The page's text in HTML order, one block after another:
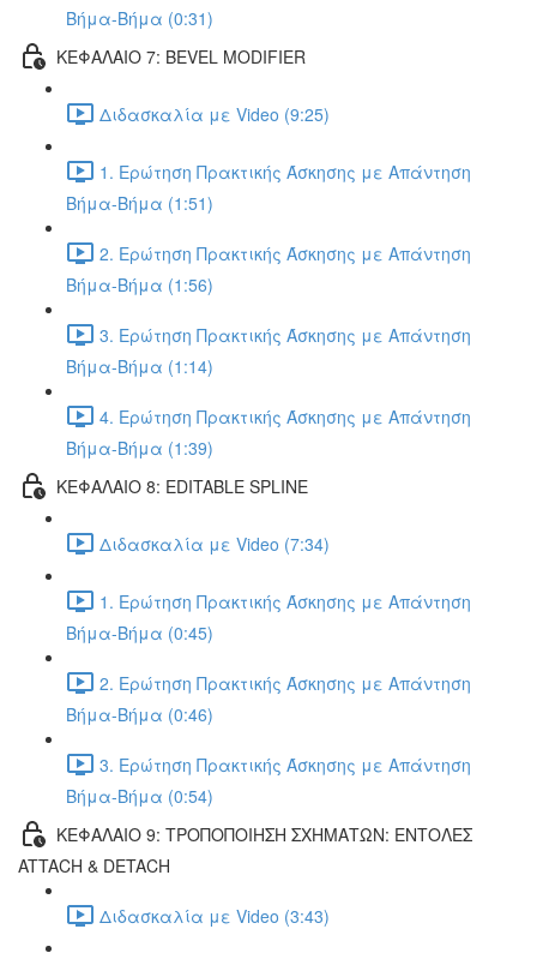
Βήμα-Βήμα (0:31)
ΚΕΦΑΛΑΙΟ 7: BEVEL MODIFIER
Διδασκαλία με Video (9:25)
1. Ερώτηση Πρακτικής Άσκησης με Απάντηση
Βήμα-Βήμα (1:51)
2. Ερώτηση Πρακτικής Άσκησης με Απάντηση
Βήμα-Βήμα (1:56)
3. Ερώτηση Πρακτικής Άσκησης με Απάντηση
Βήμα-Βήμα (1:14)
4. Ερώτηση Πρακτικής Άσκησης με Απάντηση
Βήμα-Βήμα (1:39)
ΚΕΦΑΛΑΙΟ 8: EDITABLE SPLINE
Διδασκαλία με Video (7:34)
1. Ερώτηση Πρακτικής Άσκησης με Απάντηση
Βήμα-Βήμα (0:45)
2. Ερώτηση Πρακτικής Άσκησης με Απάντηση
Βήμα-Βήμα (0:46)
3. Ερώτηση Πρακτικής Άσκησης με Απάντηση
Βήμα-Βήμα (0:54)
ΚΕΦΑΛΑΙΟ 9: ΤΡΟΠΟΠΟΙΗΣΗ ΣΧΗΜΑΤΩΝ: ΕΝΤΟΛΕΣ
ATTACH & DETACH
Διδασκαλία με Video (3:43)